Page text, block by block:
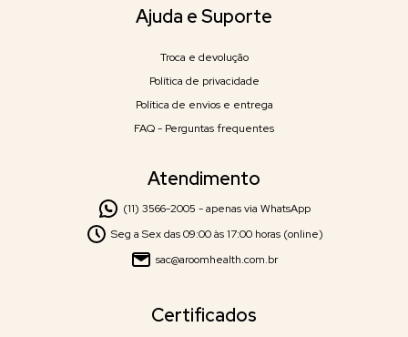
Ajuda e Suporte
Troca e devolução
Política de privacidade
Política de envios e entrega
FAQ - Perguntas frequentes
Atendimento
(11) 3566-2005 - apenas via WhatsApp
Seg a Sex das 09:00 às 17:00 horas (online)
sac@aroomhealth.com.br
Certificados